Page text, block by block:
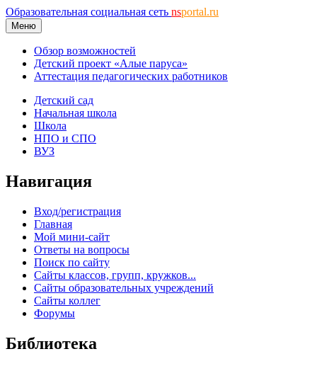
Образовательная социальная сеть nsportal.ru
Меню
Обзор возможностей
Детский проект «Алые паруса»
Аттестация педагогических работников
Детский сад
Начальная школа
Школа
НПО и СПО
ВУЗ
Навигация
Вход/регистрация
Главная
Мой мини-сайт
Ответы на вопросы
Поиск по сайту
Сайты классов, групп, кружков...
Сайты образовательных учреждений
Сайты коллег
Форумы
Библиотека